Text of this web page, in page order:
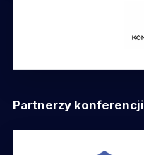
Partnerzy konferencji